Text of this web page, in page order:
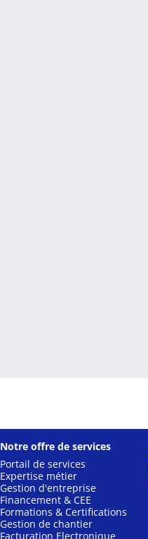
Notre offre de services
Portail de services
Expertise métier
Gestion d'entreprise
Financement & CEE
Formations & Certifications
Gestion de chantier
Facturation Electronique